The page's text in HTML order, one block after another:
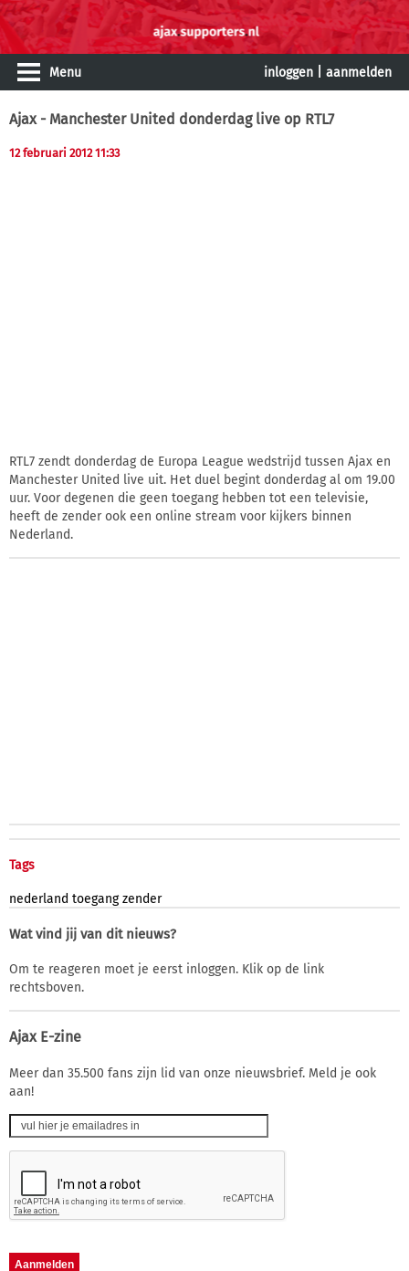
Menu inloggen aanmelden
Ajax - Manchester United donderdag live op RTL7
12 februari 2012 11:33
RTL7 zendt donderdag de Europa League wedstrijd tussen Ajax en
Manchester United live uit. Het duel begint donderdag al om 19.00
uur. Voor degenen die geen toegang hebben tot een televisie,
heeft de zender ook een online stream voor kijkers binnen
Nederland.
Tags
nederland toegang zender
Wat vind jij van dit nieuws?
Om te reageren moet je eerst inloggen. Klik op de link
rechtsboven.
Ajax E-zine
Meer dan 35.500 fans zijn lid van onze nieuwsbrief. Meld je ook
aan!